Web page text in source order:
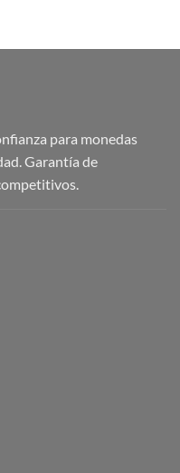
para monedas
Garantía de